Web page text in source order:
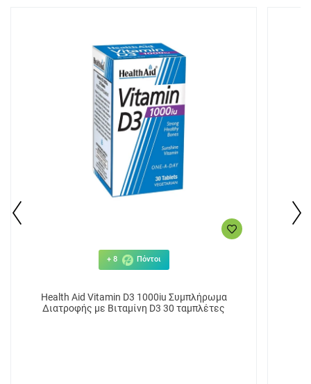
+ 8 Πόντοι
Health Aid Vitamin D3 1000iu Συμπλήρωμα
Διατροφής με Βιταμίνη D3 30 ταμπλέτες